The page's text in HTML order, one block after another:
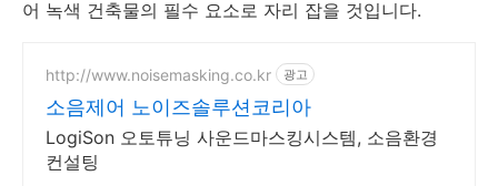
어 녹색 건축물의 필수 요소로 자리 잡을 것입니다.
http://www.noisemasking.co.kr 광고
소음제어 노이즈솔루션코리아
LogiSon 오토튜닝 사운드마스킹시스템, 소음환경
컨설팅